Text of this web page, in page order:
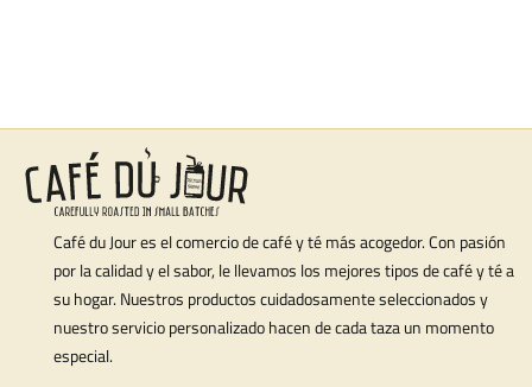
Café du Jour es el comercio de café y té más acogedor. Con pasión
por la calidad y el sabor, le llevamos los mejores tipos de café y té a
su hogar. Nuestros productos cuidadosamente seleccionados y
nuestro servicio personalizado hacen de cada taza un momento
especial.